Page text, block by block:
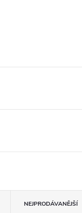
NEJPRODÁVANĚJŠÍ